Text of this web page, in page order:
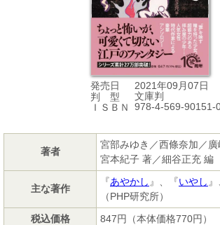
発売日
2021年09月07日
判 型
文庫判
ＩＳＢＮ
978-4-569-90151-
著者
宮部みゆき／西條奈加／
宮本紀子 著／細谷正充 編
主な著作
『あやかし 』、『いやし
（PHP研究所）
税込価格
847円（本体価格770円）